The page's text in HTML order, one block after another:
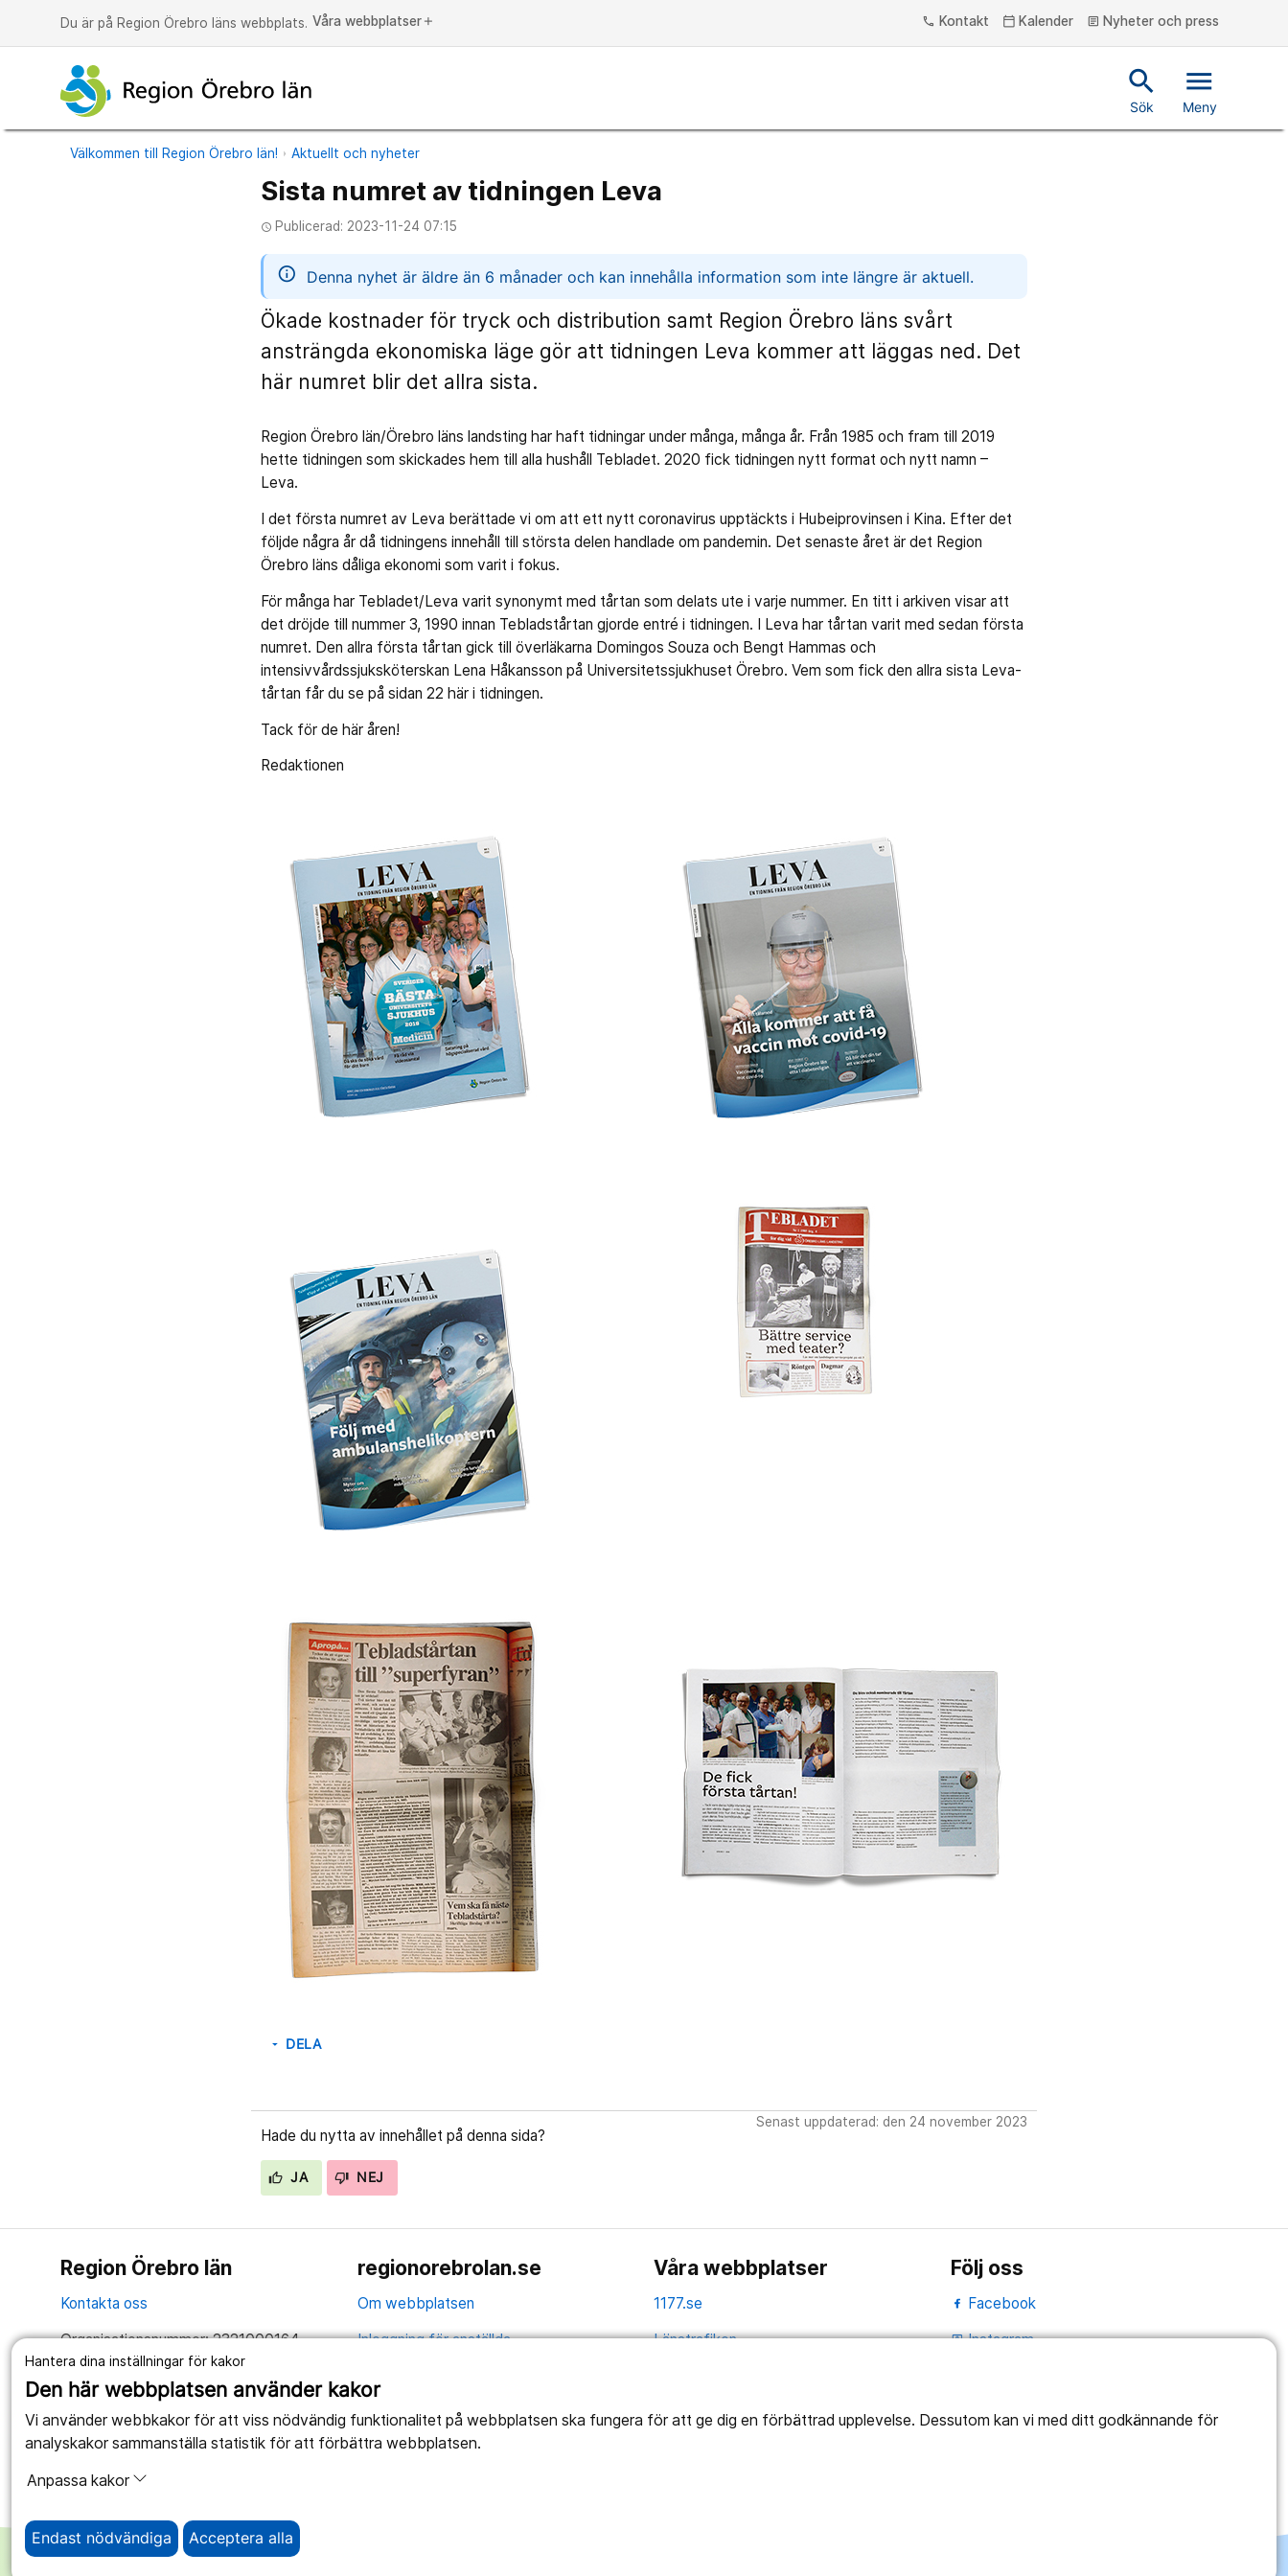
Hantera dina inställningar för kakor
Den här webbplatsen använder kakor
Vi använder webbkakor för att viss nödvändig funktionalitet på webbplatsen ska fungera för att ge dig en förbättrad upplevelse. Dessutom kan vi med ditt godkännande för
analyskakor sammanställa statistik för att förbättra webbplatsen.
Anpassa kakor
Endast nödvändiga Acceptera alla
Du är på Region Örebro läns webbplats. Våra webbplatser add phone Kontakt calendar_today Kalender article Nyheter och press
search
Sök
menu
Meny
Välkommen till Region Örebro län! Aktuellt och nyheter
Sista numret av tidningen Leva
access_time Publicerad: 2023-11-24 07:15
information
Denna nyhet är äldre än 6 månader och kan innehålla information som inte längre är aktuell.
Ökade kostnader för tryck och distribution samt Region Örebro läns svårt
ansträngda ekonomiska läge gör att tidningen Leva kommer att läggas ned. Det
här numret blir det allra sista.
Region Örebro län/Örebro läns landsting har haft tidningar under många, många år. Från 1985 och fram till 2019
hette tidningen som skickades hem till alla hushåll Tebladet. 2020 fick tidningen nytt format och nytt namn –
Leva.
I det första numret av Leva berättade vi om att ett nytt coronavirus upptäckts i Hubeiprovinsen i Kina. Efter det
följde några år då tidningens innehåll till största delen handlade om pandemin. Det senaste året är det Region
Örebro läns dåliga ekonomi som varit i fokus.
För många har Tebladet/Leva varit synonymt med tårtan som delats ute i varje nummer. En titt i arkiven visar att
det dröjde till nummer 3, 1990 innan Tebladstårtan gjorde entré i tidningen. I Leva har tårtan varit med sedan första
numret. Den allra första tårtan gick till överläkarna Domingos Souza och Bengt Hammas och
intensivvårdssjuksköterskan Lena Håkansson på Universitetssjukhuset Örebro. Vem som fick den allra sista Leva-
tårtan får du se på sidan 22 här i tidningen.
Tack för de här åren!
Redaktionen
arrow_drop_down DELA
Hade du nytta av innehållet på denna sida?
JA NEJ
Senast uppdaterad: den 24 november 2023
Region Örebro län
Kontakta oss
Organisationsnummer: 2321000164
regionorebrolan.se
Om webbplatsen
Inloggning för anställda
Anslagstavla
Tillgänglighetsredogörelse
Våra webbplatser
1177.se
Länstrafiken
Utveckling
Följ oss
Facebook
portraitInstagram